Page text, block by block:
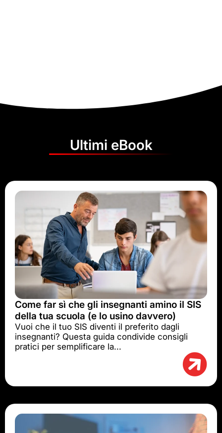
Ultimi eBook
Come far sì che gli insegnanti amino il SIS
della tua scuola (e lo usino davvero)
Vuoi che il tuo SIS diventi il preferito dagli
insegnanti? Questa guida condivide consigli
pratici per semplificare la...